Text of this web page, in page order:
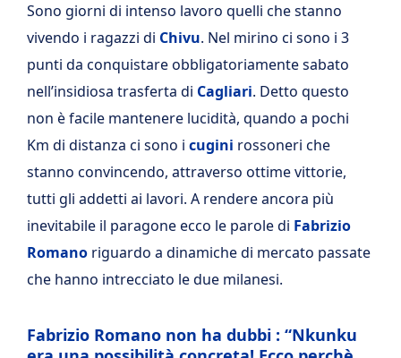
Sono giorni di intenso lavoro quelli che stanno
vivendo i ragazzi di Chivu. Nel mirino ci sono i 3
punti da conquistare obbligatoriamente sabato
nell’insidiosa trasferta di Cagliari. Detto questo
non è facile mantenere lucidità, quando a pochi
Km di distanza ci sono i cugini rossoneri che
stanno convincendo, attraverso ottime vittorie,
tutti gli addetti ai lavori. A rendere ancora più
inevitabile il paragone ecco le parole di Fabrizio
Romano riguardo a dinamiche di mercato passate
che hanno intrecciato le due milanesi.
Fabrizio Romano non ha dubbi : “Nkunku